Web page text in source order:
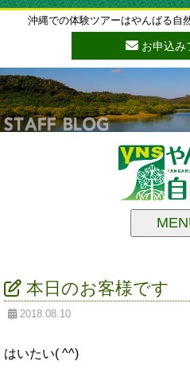
沖縄での体験ツアーはやんばる自
お申込み
本日のお客様です
2018.08.10
はいたい( ^^)